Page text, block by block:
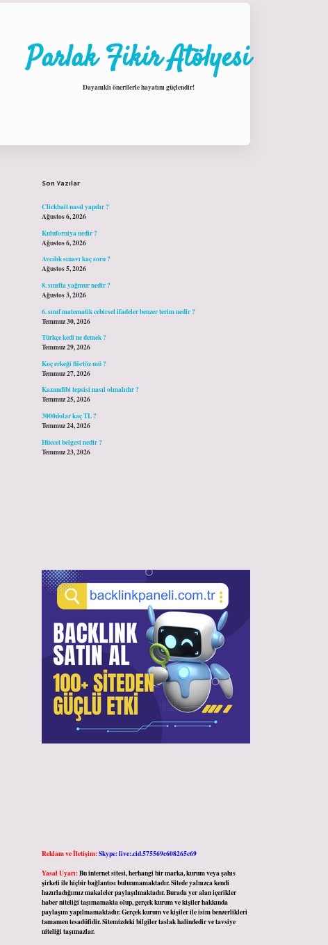
Parlak Fikir Atölyesi
Dayanıklı önerilerle hayatını güçlendir!
Son Yazılar
Clickbait nasıl yapılır ?
Ağustos 6, 2026
Kuluforniya nedir ?
Ağustos 6, 2026
Avcılık sınavı kaç soru ?
Ağustos 5, 2026
8. sınıfta yağmur nedir ?
Ağustos 3, 2026
6. sınıf matematik cebirsel ifadeler benzer terim nedir ?
Temmuz 30, 2026
Türkçe kedi ne demek ?
Temmuz 29, 2026
Koç erkeği flörtöz mü ?
Temmuz 27, 2026
Kazandibi tepsisi nasıl olmalıdır ?
Temmuz 25, 2026
3000dolar kaç TL ?
Temmuz 24, 2026
Hüccet belgesi nedir ?
Temmuz 23, 2026
Reklam ve İletişim:Skype: live:.cid.575569c608265c69
Yasal Uyarı:Bu internet sitesi, herhangi bir marka, kurum veya şahıs
şirketi ile hiçbir bağlantısı bulunmamaktadır. Sitede yalnızca kendi
hazırladığımız makaleler paylaşılmaktadır. Burada yer alan içerikler
haber niteliği taşımamakta olup, gerçek kurum ve kişiler hakkında
paylaşım yapılmamaktadır. Gerçek kurum ve kişiler ile isim benzerlikleri
tamamen tesadüfidir. Sitemizdeki bilgiler taslak halindedir ve tavsiye
niteliği taşımazlar.